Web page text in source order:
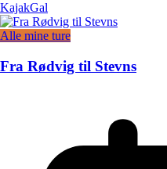
KajakGal
Alle mine ture
Fra Rødvig til Stevns